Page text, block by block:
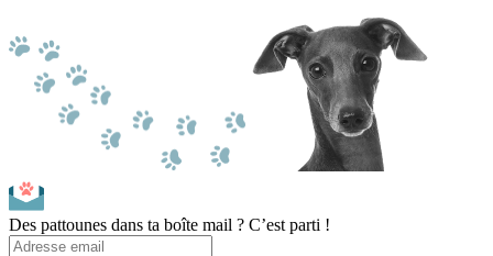
Des pattounes dans ta boîte mail ? C’est parti !